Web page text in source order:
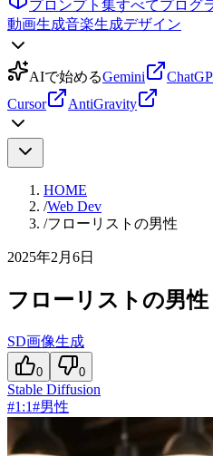
プロンプト集すべてプログ
動画生成音楽生成デザイン
AIで始めるGemini
Cursor
AntiGravity
HOME
/Web Dev
/フローリストの男性
2025年2月6日
フローリストの男性
SD画像生成
0 0
Stable Diffusion
#1:1#男性